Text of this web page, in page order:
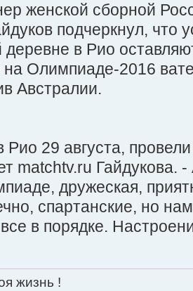
женской сборной
подчеркнул, что
в Рио
Олимпиаде-2016
Австралии.
Рио 29 августа,
matchtv.ru Гайдукова.
дружеская,
спартанские, но
в порядке.
жизнь !